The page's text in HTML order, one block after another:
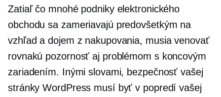
Zatiaľ čo mnohé podniky elektronického
obchodu sa zameriavajú predovšetkým na
vzhľad a dojem z nakupovania, musia venovať
rovnakú pozornosť aj problémom s koncovým
zariadením. Inými slovami, bezpečnosť vašej
stránky WordPress musí byť v popredí vašej